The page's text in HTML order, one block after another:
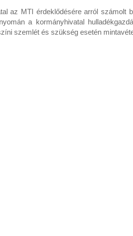
az MTI érdeklődésére arról számolt
a kormányhivatal
szemlét és szükség esetén